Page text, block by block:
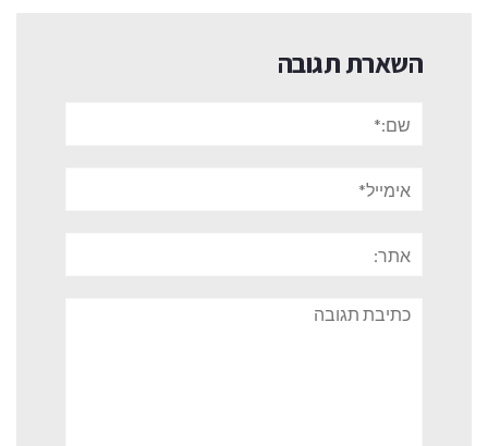
השארת תגובה
תגובה